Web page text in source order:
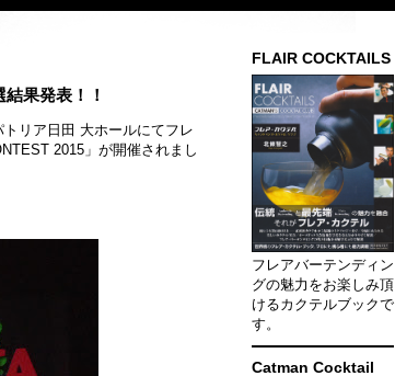
果発表！！
リア日田 大ホールにてフレ
2015」が開催されまし
FLAIR COCKTAILS
フレアバーテンディン
グの魅力をお楽しみ頂
けるカクテルブックで
す。
Catman Cocktail